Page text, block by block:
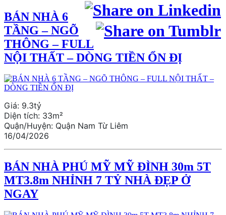
BÁN NHÀ 6
TẦNG – NGÕ
THÔNG – FULL
NỘI THẤT – DÒNG TIỀN ỔN ĐỊ
Giá: 9.3tỷ
Diện tích: 33m²
Quận/Huyện: Quận Nam Từ Liêm
16/04/2026
BÁN NHÀ PHÚ MỸ MỸ ĐÌNH 30m 5T
MT3.8m NHỈNH 7 TỶ NHÀ ĐẸP Ở
NGAY